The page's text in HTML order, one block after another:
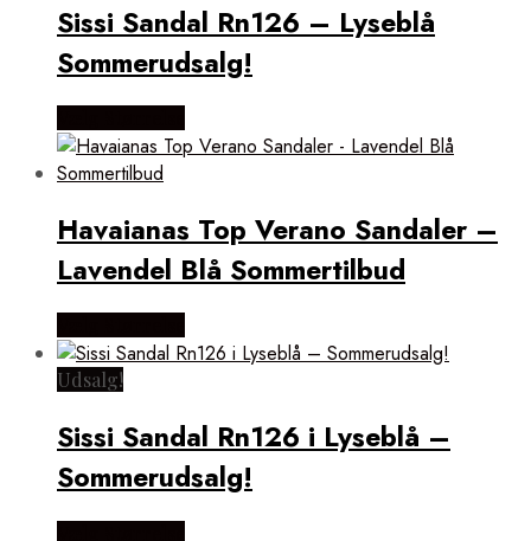
Sissi Sandal Rn126 – Lyseblå
Sommerudsalg!
Havaianas Top Verano Sandaler –
Lavendel Blå Sommertilbud
Udsalg!
Sissi Sandal Rn126 i Lyseblå –
Sommerudsalg!